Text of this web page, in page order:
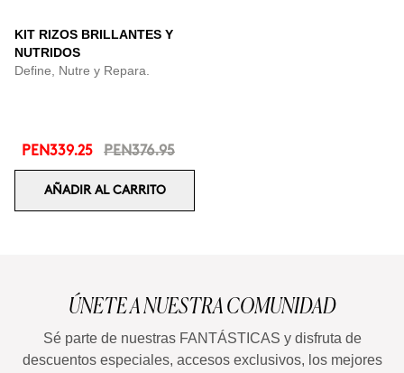
KIT RIZOS BRILLANTES Y
NUTRIDOS
Define, Nutre y Repara.
PEN339.25 PEN376.95
AÑADIR AL CARRITO
ÚNETE A NUESTRA COMUNIDAD
Sé parte de nuestras FANTÁSTICAS y disfruta de
descuentos especiales, accesos exclusivos, los mejores